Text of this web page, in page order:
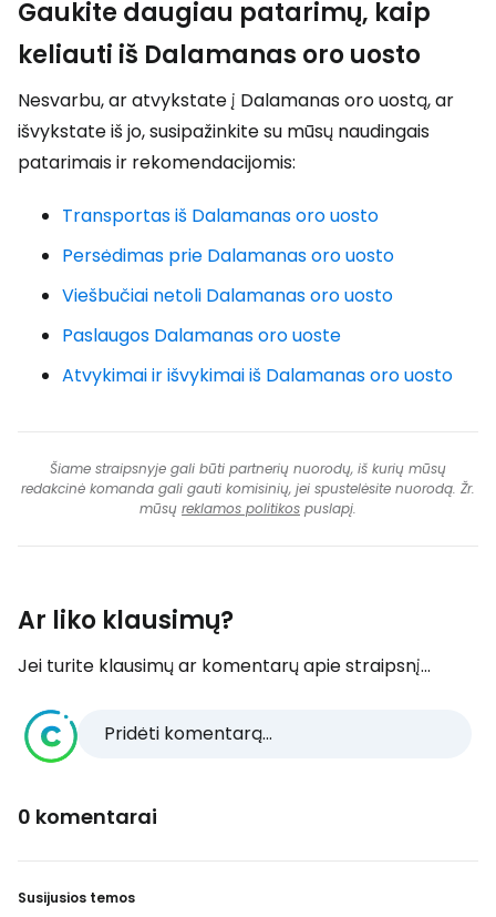
Gaukite daugiau patarimų, kaip
keliauti iš Dalamanas oro uosto
Nesvarbu, ar atvykstate į Dalamanas oro uostą, ar
išvykstate iš jo, susipažinkite su mūsų naudingais
patarimais ir rekomendacijomis:
Transportas iš Dalamanas oro uosto
Persėdimas prie Dalamanas oro uosto
Viešbučiai netoli Dalamanas oro uosto
Paslaugos Dalamanas oro uoste
Atvykimai ir išvykimai iš Dalamanas oro uosto
Šiame straipsnyje gali būti partnerių nuorodų, iš kurių mūsų
redakcinė komanda gali gauti komisinių, jei spustelėsite nuorodą. Žr.
mūsų reklamos politikos puslapį.
Ar liko klausimų?
Jei turite klausimų ar komentarų apie straipsnį...
Pridėti komentarą...
0 komentarai
Susijusios temos